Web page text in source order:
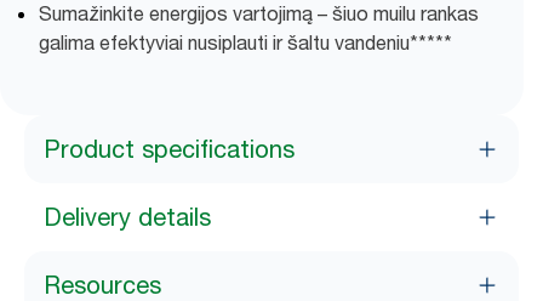
Sumažinkite energijos vartojimą – šiuo muilu rankas
galima efektyviai nusiplauti ir šaltu vandeniu*****
Product specifications
Delivery details
Resources